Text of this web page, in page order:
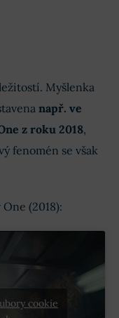
Myšlenka
např. ve
z roku 2018,
fenomén se však
(2018):
cookie